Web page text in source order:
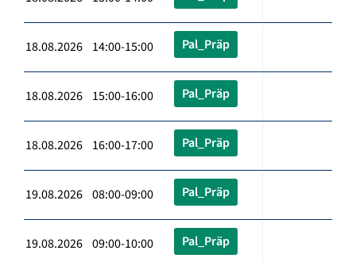
18.08.2026 14:00-15:00 Pal_Präp
18.08.2026 15:00-16:00 Pal_Präp
18.08.2026 16:00-17:00 Pal_Präp
19.08.2026 08:00-09:00 Pal_Präp
19.08.2026 09:00-10:00 Pal_Präp